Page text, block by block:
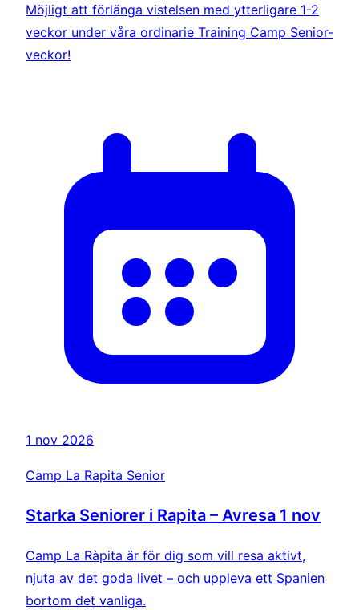
Möjligt att förlänga vistelsen med ytterligare 1-2
veckor under våra ordinarie Training Camp Senior-
veckor!
1 nov 2026
Camp La Rapita Senior
Starka Seniorer i Rapita – Avresa 1 nov
Camp La Ràpita är för dig som vill resa aktivt,
njuta av det goda livet – och uppleva ett Spanien
bortom det vanliga.